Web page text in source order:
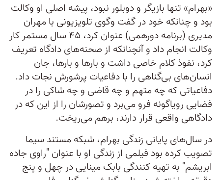
«بهرام» تنها بازیگر و دوبلور نبود، پیشه اصلی او وکالت
بود و چنانکه خود در گفت وگوی تلویزیونی با مهران
مدیری (برنامه دورهمی) عنوان کرد، ۴۵ سال مستمر کار
وکالت انجام داد و آنچنانکه از صحنه‌های دادگاه تعریف
کرد، نفوذ کلام خاصی داشت و بارها و بارها، جان
انسان‌‌های بی‌گناهی را با دفاعیات پرشورش نجات داد.
دفاعیاتی که چه متهم و چه قاضی و چه شاکی را در
فضایی رویاگونه فرو می‌برد و تصورشان را از این که در
دادگاهی واقعی قرار دارند، برهم می‌ریخت.
در سال‌های پایانی زندگی بهرام، شبکه مستند سیما
تصویب کرده بود فیلمی از زندگی او با عنوان "راوی جاده
ابریشم" به تهیه کنندگی بابک مینایی در چهل و پنج